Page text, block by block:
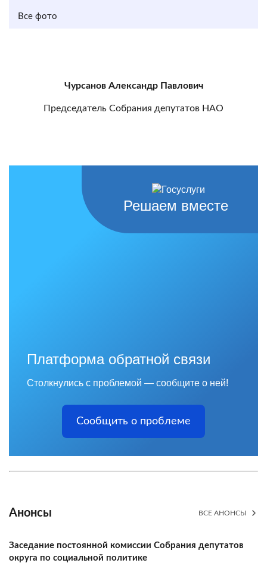
Все фото
Чурсанов Александр Павлович
Председатель Собрания депутатов НАО
Решаем вместе
Платформа обратной связи
Столкнулись с проблемой — сообщите о ней!
Сообщить о проблеме
Анонсы ВСЕ АНОНСЫ
Заседание постоянной комиссии Собрания депутатов
округа по социальной политике